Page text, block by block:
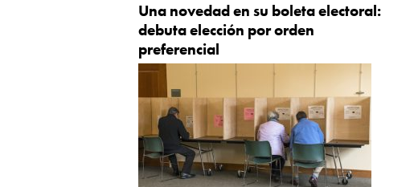
Una novedad en su boleta electoral:
debuta elección por orden
preferencial